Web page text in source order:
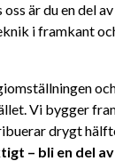
är du en del
i framkant
Vi bygger
drygt
– bli en del